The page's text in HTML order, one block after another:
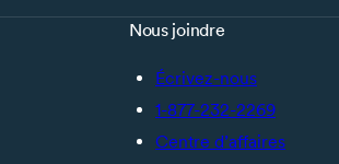
Nous joindre
Écrivez-nous
1-877-232-2269
Centre d’affaires